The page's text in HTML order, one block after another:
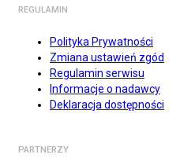
REGULAMIN
Polityka Prywatności
Zmiana ustawień zgód
Regulamin serwisu
Informacje o nadawcy
Deklaracja dostępności
PARTNERZY